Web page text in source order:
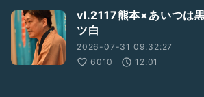
vl.2117熊本×あいつは
ツ白
2026-07-31 09:32:27
6010
12:01